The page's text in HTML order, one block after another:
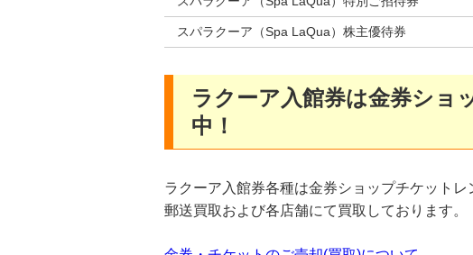
スパラクーア（Spa LaQua）株主優待券
ラクーア入館券は金券ショ
中！
ラクーア入館券各種は金券ショップチケットレ
郵送買取および各店舗にて買取しております。